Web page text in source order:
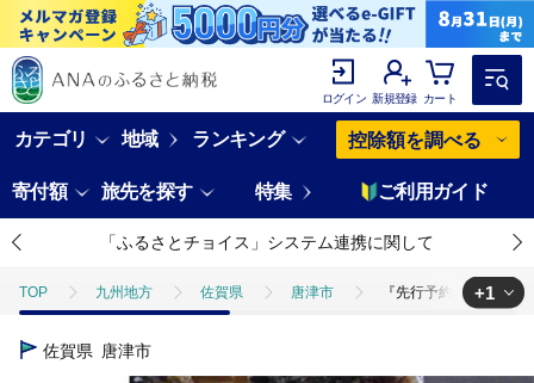
ログイン 新規登録 カート
カテゴリ 地域 ランキング 控除額を調べる
寄付額 旅先を探す 特集 ご利用ガイド
「ふるさとチョイス」システム連携に関して
TOP 九州地方 佐賀県 唐津市 『先行予約』【令和8
TOP
+1
佐賀県 唐津市